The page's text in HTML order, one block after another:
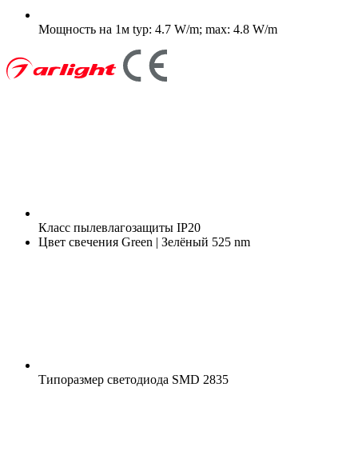
Мощность на 1м typ: 4.7 W/m; max: 4.8 W/m
Класс пылевлагозащиты IP20
Цвет свечения Green | Зелёный 525 nm
Типоразмер светодиода SMD 2835